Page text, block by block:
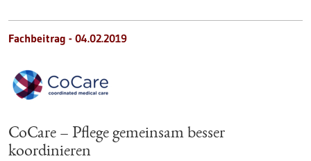
Fachbeitrag - 04.02.2019
CoCare – Pflege gemeinsam besser
koordinieren